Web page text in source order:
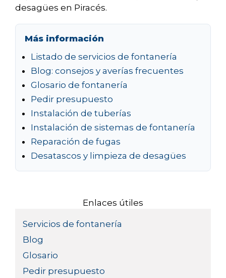
desagües en Piracés.
Más información
Listado de servicios de fontanería
Blog: consejos y averías frecuentes
Glosario de fontanería
Pedir presupuesto
Instalación de tuberías
Instalación de sistemas de fontanería
Reparación de fugas
Desatascos y limpieza de desagües
Enlaces útiles
Servicios de fontanería
Blog
Glosario
Pedir presupuesto